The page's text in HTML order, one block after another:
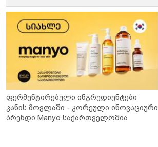
ფერმენტირებული ინგრედიენტები
კანის მოვლაში - კორეული ინოვაციური
ბრენდი Manyo საქართველოშია